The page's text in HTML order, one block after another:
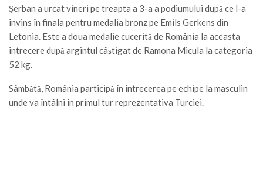
Şerban a urcat vineri pe treapta a 3-a a podiumului după ce l-a
învins în finala pentru medalia bronz pe Emils Gerkens din
Letonia. Este a doua medalie cucerită de România la aceasta
întrecere după argintul câştigat de Ramona Micula la categoria
52 kg.
Sâmbătă, România participă în întrecerea pe echipe la masculin
unde va întâlni în primul tur reprezentativa Turciei.